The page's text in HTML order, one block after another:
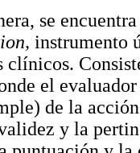
se
instrumento
el
de la
y la